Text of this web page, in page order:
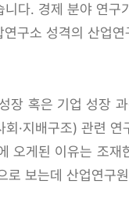
다. 경제 분야 연구
구소 성격의 산업
혹은 기업 성장
·지배구조) 관련
게된 이유는 조
보는데 산업연구